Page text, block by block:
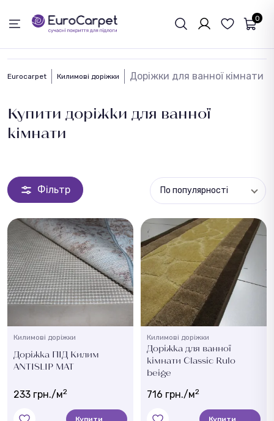
0
Eurocarpet Килимові доріжки Доріжки для ванної кімнати
Купити доріжки для ванної
кімнати
Фільтр По популярності
Килимові доріжки
Доріжка ПІД Килим
ANTISLIP MAT
233 грн./м2
Килимові доріжки
Доріжка для ванної
кімнати Classic Rulo
beige
716 грн./м2
ЗВОРОТНІЙ ЗВЯЗОК